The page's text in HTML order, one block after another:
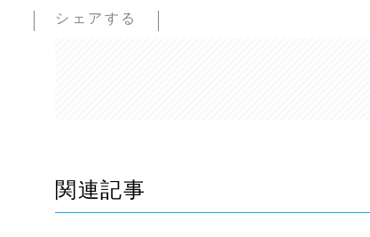
シェアする
関連記事